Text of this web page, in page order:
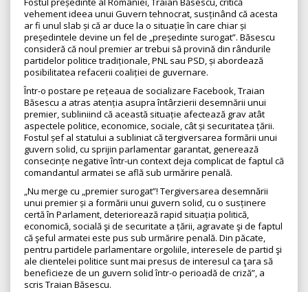
vehement ideea unui Guvern tehnocrat, susținând că acesta
ar fi unul slab și că ar duce la o situație în care chiar și
președintele devine un fel de „președinte surogat”. Băsescu
consideră că noul premier ar trebui să provină din rândurile
partidelor politice tradiționale, PNL sau PSD, și abordează
posibilitatea refacerii coaliției de guvernare.
Într-o postare pe rețeaua de socializare Facebook, Traian
Băsescu a atras atenția asupra întârzierii desemnării unui
premier, subliniind că această situație afectează grav atât
aspectele politice, economice, sociale, cât și securitatea țării.
Fostul șef al statului a subliniat că tergiversarea formării unui
guvern solid, cu sprijin parlamentar garantat, generează
consecințe negative într-un context deja complicat de faptul că
comandantul armatei se află sub urmărire penală.
„Nu merge cu „premier surogat”! Tergiversarea desemnării
unui premier și a formării unui guvern solid, cu o susținere
certă în Parlament, deteriorează rapid situația politică,
economică, socială şi de securitate a țării, agravate şi de faptul
că şeful armatei este pus sub urmărire penală. Din păcate,
pentru partidele parlamentare orgoliile, interesele de partid şi
ale clientelei politice sunt mai presus de interesul ca ţara să
beneficieze de un guvern solid într-o perioadă de criză”, a
scris Traian Băsescu.